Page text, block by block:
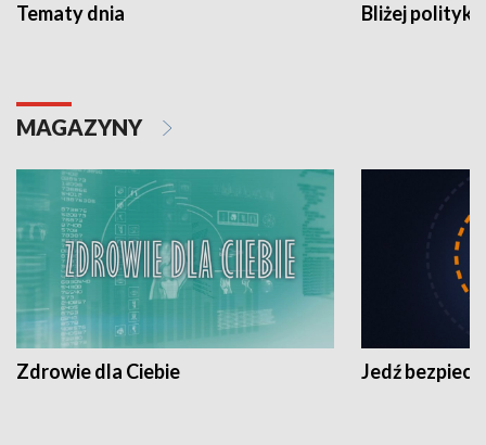
Tematy dnia Bliżej polityki
MAGAZYNY
Zdrowie dla Ciebie Jedź